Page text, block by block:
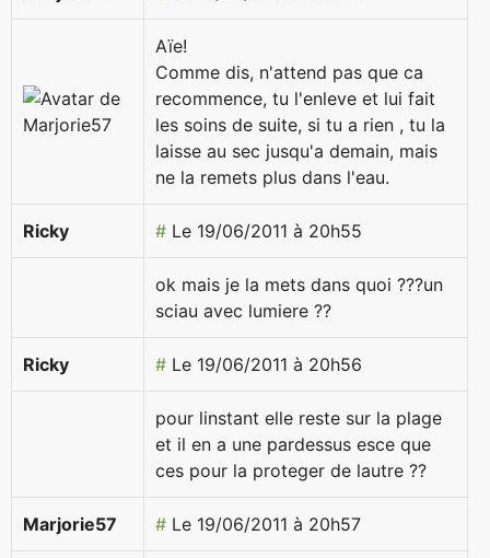
Aïe!
Comme dis, n'attend pas que ca
recommence, tu l'enleve et lui fait
les soins de suite, si tu a rien , tu la
laisse au sec jusqu'a demain, mais
ne la remets plus dans l'eau.
Ricky # Le 19/06/2011 à 20h55
ok mais je la mets dans quoi ???un
sciau avec lumiere ??
Ricky # Le 19/06/2011 à 20h56
pour linstant elle reste sur la plage
et il en a une pardessus esce que
ces pour la proteger de lautre ??
Marjorie57 # Le 19/06/2011 à 20h57